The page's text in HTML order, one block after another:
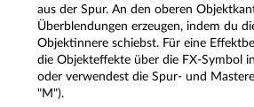
aus der Spur. An den oberen
Überblendungen erzeugen, indem du
Objektinnere schiebst. Für eine
die Objekteffekte über die FX-Symbol
oder verwendest die Spur- und
"M").